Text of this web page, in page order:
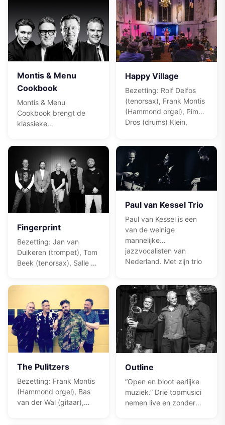
Montis & Menu
Cookbook
Montis & Menu
Cookbook brengt de
klassieke
combinatie tot leven in
een modern jasje. Swing,
soul en improvisatie
smelten samen tot een
warm en gedreven
kwartetgeluid.
Happy Village
Bezetting: Rolf Delfos
(tenorsax), Frank Montis
(Hammond orgel), Pim
Dros (drums) Klein,
dynamisch bereik door
juist heel zacht te
spelen. Een prachtige
combinatie van
muzikale vrijheid;
muzikale interactie op
het hoogste niveau.
Fingerprint
Bezetting: Jan van
Duikeren (trompet), Tom
Beek (tenorsax), Salle de
Banchet (toetsen), Hugo
(bas)Volgens de pers
“Jazzband van de
toekomst”, “On-
Nederlands goed” en
over Van Duikeren: “De
trompettist van
Nederland: Technisch
uitmuntend, beschikt
over een
Paul van Kessel Trio
Paul van Kessel is een
van de weinige
mannelijke
jazzvocalisten van
Nederland. Met zijn trio
opgenomen in zijn
homestudio in
Amsterdam. Meerdere
malen genomineerd voor
een Radio6 Award.
The Pulitzers
Bezetting: Frank Montis
(Hammond orgel), Bas
van der Wal (gitaar),
Outline
“Open en bloot eerlijke
muziek.” Drie topmusici
nemen live en zonder